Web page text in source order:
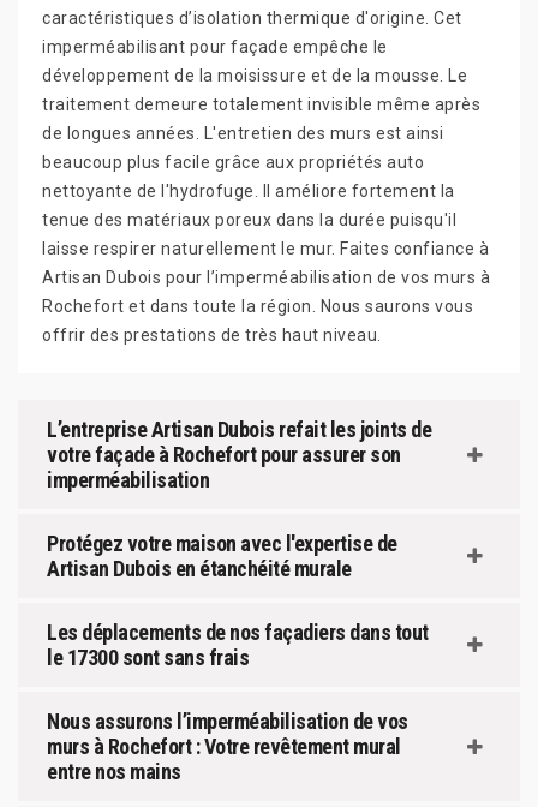
caractéristiques d’isolation thermique d'origine. Cet
imperméabilisant pour façade empêche le
développement de la moisissure et de la mousse. Le
traitement demeure totalement invisible même après
de longues années. L'entretien des murs est ainsi
beaucoup plus facile grâce aux propriétés auto
nettoyante de l'hydrofuge. Il améliore fortement la
tenue des matériaux poreux dans la durée puisqu'il
laisse respirer naturellement le mur. Faites confiance à
Artisan Dubois pour l’imperméabilisation de vos murs à
Rochefort et dans toute la région. Nous saurons vous
offrir des prestations de très haut niveau.
L’entreprise Artisan Dubois refait les joints de
votre façade à Rochefort pour assurer son
imperméabilisation
Protégez votre maison avec l'expertise de
Artisan Dubois en étanchéité murale
Les déplacements de nos façadiers dans tout
le 17300 sont sans frais
Nous assurons l’imperméabilisation de vos
murs à Rochefort : Votre revêtement mural
entre nos mains